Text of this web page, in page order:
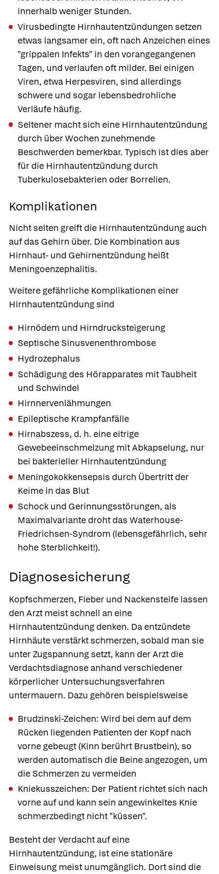
innerhalb weniger Stunden.
Virusbedingte Hirnhautentzündungen setzen
etwas langsamer ein, oft nach Anzeichen eines
"grippalen Infekts" in den vorangegangenen
Tagen, und verlaufen oft milder. Bei einigen
Viren, etwa Herpesviren, sind allerdings
schwere und sogar lebensbedrohliche
Verläufe häufig.
Seltener macht sich eine Hirnhautentzündung
durch über Wochen zunehmende
Beschwerden bemerkbar. Typisch ist dies aber
für die Hirnhautentzündung durch
Tuberkulosebakterien oder Borrelien.
Komplikationen
Nicht selten greift die Hirnhautentzündung auch
auf das Gehirn über. Die Kombination aus
Hirnhaut- und Gehirnentzündung heißt
Meningoenzephalitis.
Weitere gefährliche Komplikationen einer
Hirnhautentzündung sind
Hirnödem und Hirndrucksteigerung
Septische Sinusvenenthrombose
Hydrozephalus
Schädigung des Hörapparates mit Taubheit
und Schwindel
Hirnnervenlähmungen
Epileptische Krampfanfälle
Hirnabszess, d. h. eine eitrige
Gewebeeinschmelzung mit Abkapselung, nur
bei bakterieller Hirnhautentzündung
Meningokokkensepsis durch Übertritt der
Keime in das Blut
Schock und Gerinnungsstörungen, als
Maximalvariante droht das Waterhouse-
Friedrichsen-Syndrom (lebensgefährlich, sehr
hohe Sterblichkeit!).
Diagnosesicherung
Kopfschmerzen, Fieber und Nackensteife lassen
den Arzt meist schnell an eine
Hirnhautentzündung denken. Da entzündete
Hirnhäute verstärkt schmerzen, sobald man sie
unter Zugspannung setzt, kann der Arzt die
Verdachtsdiagnose anhand verschiedener
körperlicher Untersuchungsverfahren
untermauern. Dazu gehören beispielsweise
Brudzinski-Zeichen: Wird bei dem auf dem
Rücken liegenden Patienten der Kopf nach
vorne gebeugt (Kinn berührt Brustbein), so
werden automatisch die Beine angezogen, um
die Schmerzen zu vermeiden
Kniekusszeichen: Der Patient richtet sich nach
vorne auf und kann sein angewinkeltes Knie
schmerzbedingt nicht "küssen".
Besteht der Verdacht auf eine
Hirnhautentzündung, ist eine stationäre
Einweisung meist unumgänglich. Dort sind die